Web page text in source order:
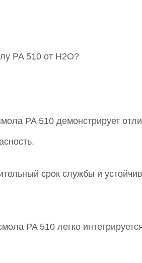
PA 510 от Н2О?
PA 510 демонстрирует
срок службы и
PA 510 легко